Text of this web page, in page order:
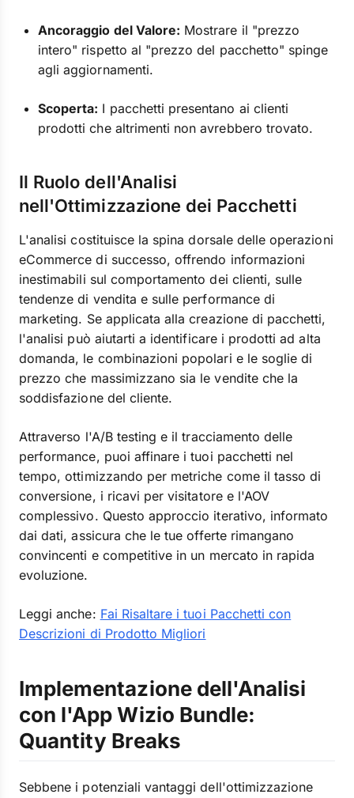
Ancoraggio del Valore: Mostrare il "prezzo
intero" rispetto al "prezzo del pacchetto" spinge
agli aggiornamenti.
Scoperta: I pacchetti presentano ai clienti
prodotti che altrimenti non avrebbero trovato.
Il Ruolo dell'Analisi
nell'Ottimizzazione dei Pacchetti
L'analisi costituisce la spina dorsale delle operazioni
eCommerce di successo, offrendo informazioni
inestimabili sul comportamento dei clienti, sulle
tendenze di vendita e sulle performance di
marketing. Se applicata alla creazione di pacchetti,
l'analisi può aiutarti a identificare i prodotti ad alta
domanda, le combinazioni popolari e le soglie di
prezzo che massimizzano sia le vendite che la
soddisfazione del cliente.
Attraverso l'A/B testing e il tracciamento delle
performance, puoi affinare i tuoi pacchetti nel
tempo, ottimizzando per metriche come il tasso di
conversione, i ricavi per visitatore e l'AOV
complessivo. Questo approccio iterativo, informato
dai dati, assicura che le tue offerte rimangano
convincenti e competitive in un mercato in rapida
evoluzione.
Leggi anche: Fai Risaltare i tuoi Pacchetti con
Descrizioni di Prodotto Migliori
Implementazione dell'Analisi
con l'App Wizio Bundle:
Quantity Breaks
Sebbene i potenziali vantaggi dell'ottimizzazione